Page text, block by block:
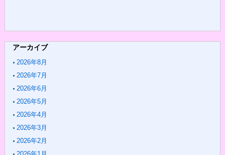
アーカイブ
2026年8月
2026年7月
2026年6月
2026年5月
2026年4月
2026年3月
2026年2月
2026年1月